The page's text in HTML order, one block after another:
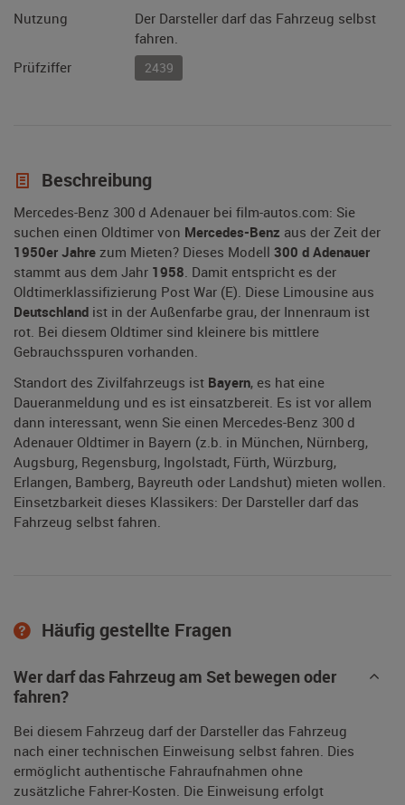
Nutzung
Der Darsteller darf das Fahrzeug selbst
fahren.
Prüfziffer
2439
Beschreibung
Mercedes-Benz 300 d Adenauer bei film-autos.com: Sie
suchen einen Oldtimer von Mercedes-Benz aus der Zeit der
1950er Jahre zum Mieten? Dieses Modell 300 d Adenauer
stammt aus dem Jahr 1958. Damit entspricht es der
Oldtimerklassifizierung Post War (E). Diese Limousine aus
Deutschland ist in der Außenfarbe grau, der Innenraum ist
rot. Bei diesem Oldtimer sind kleinere bis mittlere
Gebrauchsspuren vorhanden.
Standort des Zivilfahrzeugs ist Bayern, es hat eine
Daueranmeldung und es ist einsatzbereit. Es ist vor allem
dann interessant, wenn Sie einen Mercedes-Benz 300 d
Adenauer Oldtimer in Bayern (z.b. in München, Nürnberg,
Augsburg, Regensburg, Ingolstadt, Fürth, Würzburg,
Erlangen, Bamberg, Bayreuth oder Landshut) mieten wollen.
Einsetzbarkeit dieses Klassikers: Der Darsteller darf das
Fahrzeug selbst fahren.
Häufig gestellte Fragen
Wer darf das Fahrzeug am Set bewegen oder
fahren?
Bei diesem Fahrzeug darf der Darsteller das Fahrzeug
nach einer technischen Einweisung selbst fahren. Dies
ermöglicht authentische Fahraufnahmen ohne
zusätzliche Fahrer-Kosten. Die Einweisung erfolgt